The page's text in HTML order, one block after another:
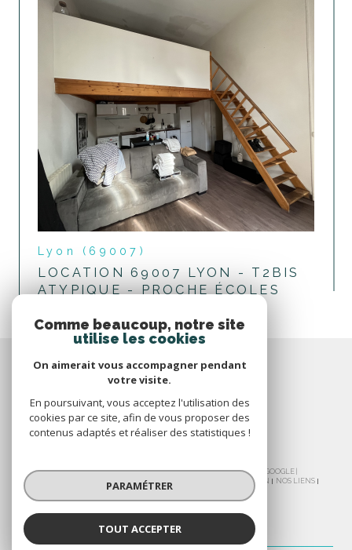
Lyon (69007)
LOCATION 69007 LYON - T2BIS
ATYPIQUE - PROCHE ÉCOLES
© 2026 | TOUS DROITS RÉSERVÉS | TRADUCTION POWERED BY GOOGLE |
PLAN DU SITE MENTIONS LÉGALES ADMIN
NOS LIENS
POLITIQUE RGPD
Comme beaucoup, notre site
utilise les cookies
On aimerait vous accompagner pendant
votre visite.
En poursuivant, vous acceptez l'utilisation des
cookies par ce site, afin de vous proposer des
contenus adaptés et réaliser des statistiques !
PARAMÉTRER
TOUT ACCEPTER